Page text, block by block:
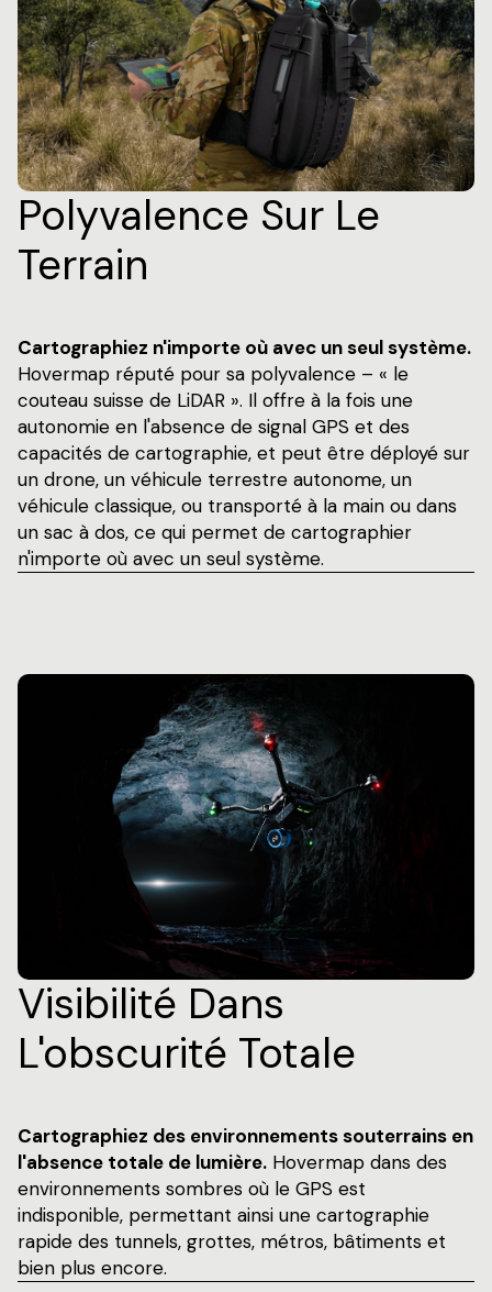
Polyvalence Sur Le
Terrain
Cartographiez n'importe où avec un seul système.
Hovermap réputé pour sa polyvalence – « le
couteau suisse de LiDAR ». Il offre à la fois une
autonomie en l'absence de signal GPS et des
capacités de cartographie, et peut être déployé sur
un drone, un véhicule terrestre autonome, un
véhicule classique, ou transporté à la main ou dans
un sac à dos, ce qui permet de cartographier
n'importe où avec un seul système.
Visibilité Dans
L'obscurité Totale
Cartographiez des environnements souterrains en
l'absence totale de lumière. Hovermap dans des
environnements sombres où le GPS est
indisponible, permettant ainsi une cartographie
rapide des tunnels, grottes, métros, bâtiments et
bien plus encore.